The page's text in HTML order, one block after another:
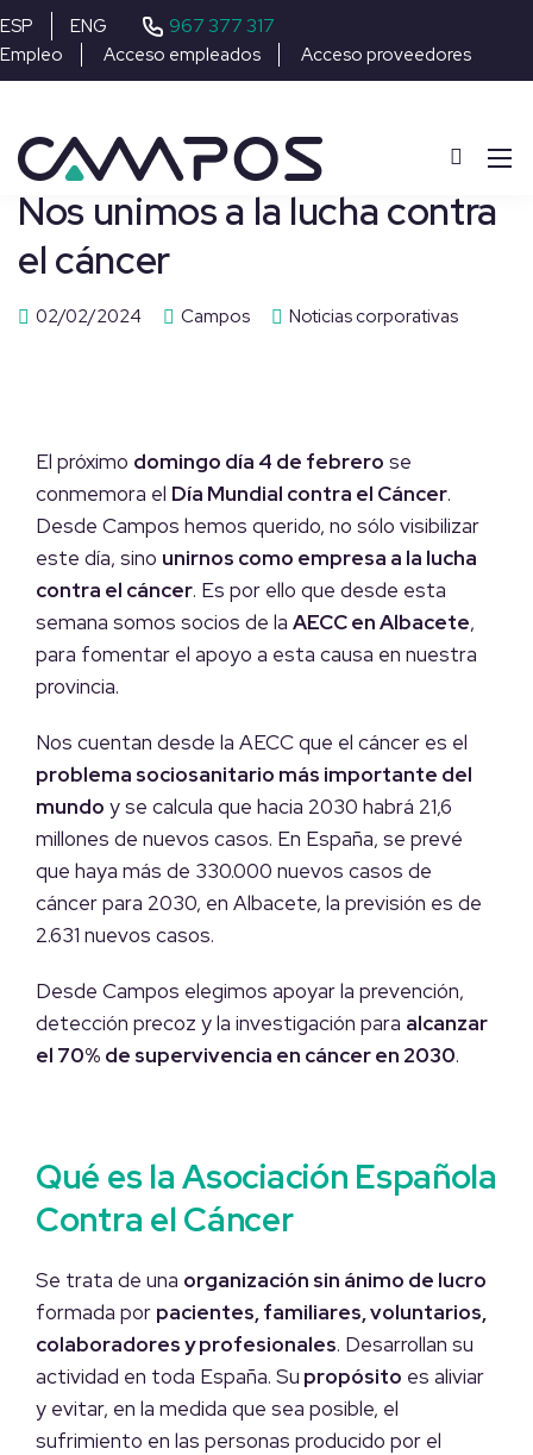
ESP ENG 967 377 317
Empleo Acceso empleados Acceso proveedores
Nos unimos a la lucha contra
el cáncer
02/02/2024 Campos Noticias corporativas
El próximo domingo día 4 de febrero se
conmemora el Día Mundial contra el Cáncer.
Desde Campos hemos querido, no sólo visibilizar
este día, sino unirnos como empresa a la lucha
contra el cáncer. Es por ello que desde esta
semana somos socios de la AECC en Albacete,
para fomentar el apoyo a esta causa en nuestra
provincia.
Nos cuentan desde la AECC que el cáncer es el
problema sociosanitario más importante del
mundo y se calcula que hacia 2030 habrá 21,6
millones de nuevos casos. En España, se prevé
que haya más de 330.000 nuevos casos de
cáncer para 2030, en Albacete, la previsión es de
2.631 nuevos casos.
Desde Campos elegimos apoyar la prevención,
detección precoz y la investigación para alcanzar
el 70% de supervivencia en cáncer en 2030.
Qué es la Asociación Española
Contra el Cáncer
Se trata de una organización sin ánimo de lucro
formada por pacientes, familiares, voluntarios,
colaboradores y profesionales. Desarrollan su
actividad en toda España. Su propósito es aliviar
y evitar, en la medida que sea posible, el
sufrimiento en las personas producido por el